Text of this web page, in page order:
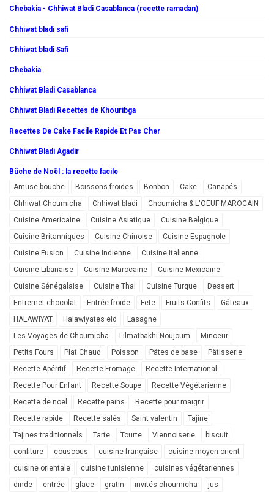
Chebakia - Chhiwat Bladi Casablanca (recette ramadan)
Chhiwat bladi safi
Chhiwat bladi Safi
Chebakia
Chhiwat Bladi Casablanca
Chhiwat Bladi Recettes de Khouribga
Recettes De Cake Facile Rapide Et Pas Cher
Chhiwat Bladi Agadir
Bûche de Noël : la recette facile
Amuse bouche
Boissons froides Bonbon Cake
Canapés
Chhiwat Choumicha
Chhiwat bladi
Choumicha & L'OEUF MAROCAIN
Cuisine Americaine
Cuisine Asiatique
Cuisine Belgique
Cuisine Britanniques
Cuisine Chinoise
Cuisine Espagnole
Cuisine Fusion
Cuisine Indienne
Cuisine Italienne
Cuisine Libanaise
Cuisine Marocaine
Cuisine Mexicaine
Cuisine Sénégalaise
Cuisine Thai Cuisine Turque
Dessert
Entremet chocolat
Entrée froide Fete Fruits Confits
Gâteaux
HALAWIYAT
Halawiyates eid
Lasagne
Les Voyages de Choumicha
Lilmatbakhi Noujoum
Minceur
Petits Fours
Plat Chaud Poisson Pâtes de base
Pâtisserie
Recette Apéritif
Recette Fromage
Recette International
Recette Pour Enfant
Recette Soupe
Recette Végétarienne
Recette de noel
Recette pains
Recette pour maigrir
Recette rapide
Recette salés Saint valentin
Tajine
Tajines traditionnels
Tarte Tourte Viennoiserie
biscuit
confiture
couscous cuisine française
cuisine moyen orient
cuisine orientale
cuisine tunisienne
cuisines végétariennes
dinde
entrée glace gratin invités choumicha jus